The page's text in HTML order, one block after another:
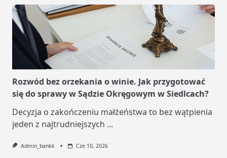
Rozwód bez orzekania o winie. Jak przygotować
się do sprawy w Sądzie Okręgowym w Siedlcach?
Decyzja o zakończeniu małżeństwa to bez wątpienia
jeden z najtrudniejszych ...
Admin_bankk Cze 10, 2026